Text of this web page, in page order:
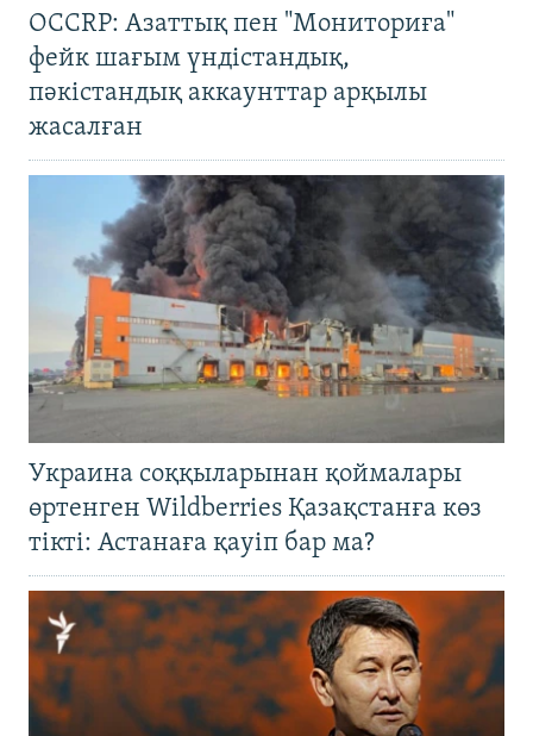
OCCRP: Азаттық пен "Мониториға"
фейк шағым үндістандық,
пәкістандық аккаунттар арқылы
жасалған
Украина соққыларынан қоймалары
өртенген Wildberries Қазақстанға көз
тікті: Астанаға қауіп бар ма?